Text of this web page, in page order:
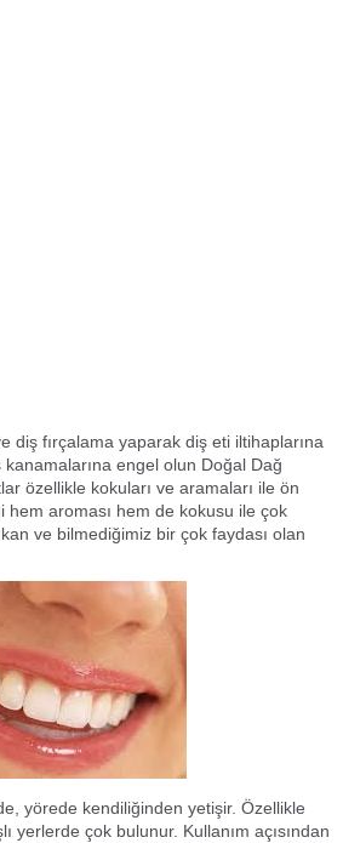
diş fırçalama yaparak diş eti iltihaplarına
engel olun Doğal Dağ
özellikle kokuları ve aramaları ile ön
hem aroması hem de kokusu ile çok
ve bilmediğimiz bir çok faydası olan
yörede kendiliğinden yetişir. Özellikle
yerlerde çok bulunur. Kullanım açısından